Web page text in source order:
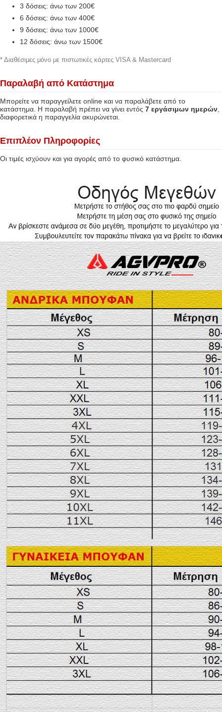
3 δόσεις: άνω των 200€
6 δόσεις: άνω των 400€
9 δόσεις: άνω των 1000€
12 δόσεις: άνω των 1500€
* Διαθέσιμες μόνο με πιστωτικές κάρτες VISA & Mastercard
Παραλαβή από Κατάστημα
Μπορείτε να παραγγείλετε online και να παραλάβετε από το
κατάστημα. Η παραλαβή πρέπει να γίνει εντός 7 εργάσιμων ημερών
διαφορετικά η παραγγελία ακυρώνεται.
Επιπλέον Πληροφορίες
Οι τιμές ισχύουν και για αγορές από το φυσικό κατάστημα.